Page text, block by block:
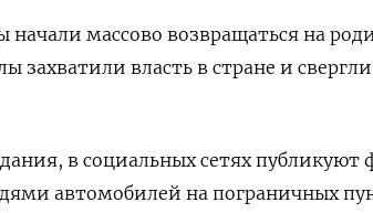
массово возвращаться на
захватили власть в стране и
в социальных сетях публикуют
автомобилей на пограничных